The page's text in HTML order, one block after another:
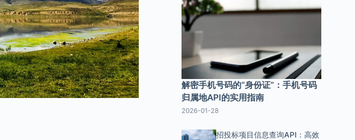
解密手机号码的“身份证”：手机号码
归属地API的实用指南
2026-01-28
招投标项目信息查询API：高效